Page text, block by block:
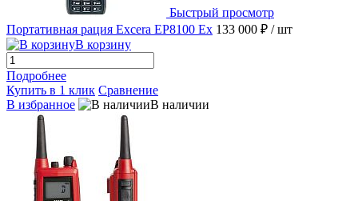
Быстрый просмотр
Портативная рация Excera EP8100 Ex 133 000 ₽ / шт
В корзину
Подробнее
Купить в 1 клик Сравнение
В избранное
В наличии